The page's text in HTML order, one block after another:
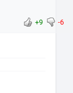
+9 -6